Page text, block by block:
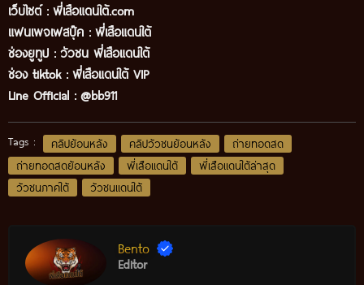
เว็บไซต์ : พี่เสือแดนใต้.com
แฟนเพจเฟสบุ๊ค : พี่เสือแดนใต้
ช่องยูทูป : วัวชน พี่เสือแดนใต้
ช่อง tiktok : พี่เสือแดนใต้ VIP
Line Official : @bb911
Tags : คลิปย้อนหลัง คลิปวัวชนย้อนหลัง
ถ่ายทอดสด
ถ่ายทอดสดย้อนหลัง
พี่เสือแดนใต้
พี่เสือแดนใต้ล่าสุด
วัวชนภาคใต้
วัวชนแดนใต้
Bento
Editor